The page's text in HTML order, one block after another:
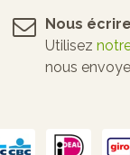
Nous écrire
Utilisez
nous